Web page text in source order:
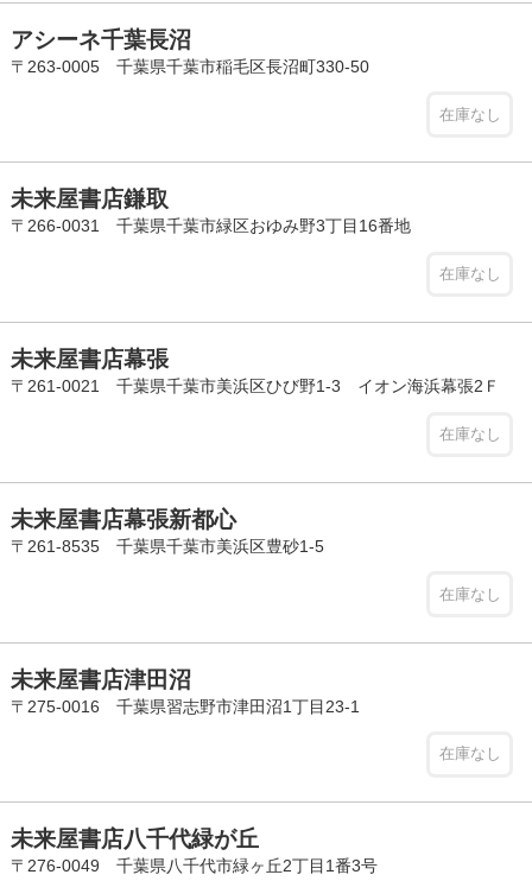
アシーネ千葉長沼
〒263-0005 千葉県千葉市稲毛区長沼町330-50
在庫なし
未来屋書店鎌取
〒266-0031 千葉県千葉市緑区おゆみ野3丁目16番地
在庫なし
未来屋書店幕張
〒261-0021 千葉県千葉市美浜区ひび野1-3 イオン海浜幕張2Ｆ
在庫なし
未来屋書店幕張新都心
〒261-8535 千葉県千葉市美浜区豊砂1-5
在庫なし
未来屋書店津田沼
〒275-0016 千葉県習志野市津田沼1丁目23-1
在庫なし
未来屋書店八千代緑が丘
〒276-0049 千葉県八千代市緑ヶ丘2丁目1番3号